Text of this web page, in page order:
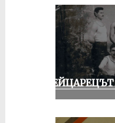
ШВЕЙЦАРЕЦЪТ